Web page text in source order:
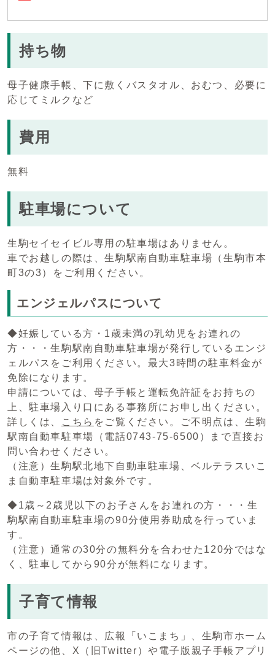
持ち物
母子健康手帳、下に敷くバスタオル、おむつ、必要に
応じてミルクなど
費用
無料
駐車場について
生駒セイセイビル専用の駐車場はありません。
車でお越しの際は、生駒駅南自動車駐車場（生駒市本
町3の3）をご利用ください。
エンジェルパスについて
◆妊娠している方・1歳未満の乳幼児をお連れの
方・・・生駒駅南自動車駐車場が発行しているエンジ
ェルパスをご利用ください。最大3時間の駐車料金が
免除になります。
申請については、母子手帳と運転免許証をお持ちの
上、駐車場入り口にある事務所にお申し出ください。
詳しくは、
こちら をご覧ください。ご不明点は、生駒
駅南自動車駐車場（電話0743-75-6500）まで直接お
問い合わせください。
（注意）生駒駅北地下自動車駐車場、ベルテラスいこ
ま自動車駐車場は対象外です。
◆1歳～2歳児以下のお子さんをお連れの方・・・生
駒駅南自動車駐車場の90分使用券助成を行っていま
す。
（注意）通常の30分の無料分を合わせた120分ではな
く、駐車してから90分が無料になります。
子育て情報
市の子育て情報は、広報「いこまち」、生駒市ホーム
ページの他、X（旧Twitter）や電子版親子手帳アプリ